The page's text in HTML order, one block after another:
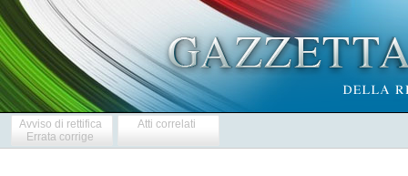
Avviso di rettifica
Errata corrige
Atti correlati